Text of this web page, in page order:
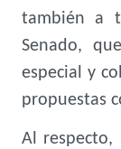
también a
Senado,
especial y
propuestas
Al respecto,